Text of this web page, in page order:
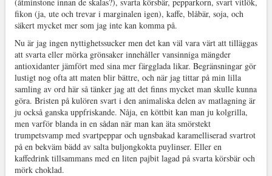
fikon (ja, ute och trevar i marginalen igen), kaffe, blåbär, soja, och
säkert mycket mer som jag inte kan komma på.
Nu är jag ingen nyttighetssucker men det kan väl vara värt att tilläggas
att svarta eller mörka grönsaker innehåller vansinniga mängder
antioxidanter jämfört med sina mer färgglada likar. Begränsningar gör
lustigt nog ofta att maten blir bättre, och när jag tittar på min lilla
samling av ord här så tänker jag att det finns mycket man skulle kunna
göra. Bristen på kulören svart i den animaliska delen av matlagning är
ju också ganska uppfriskande. Nåja, en köttbit kan man ju kolgrilla,
men varför blanda in en sådan när man kan äta smörstekt
trumpetsvamp med svartpeppar och ugnsbakad karamelliserad svartrot
på en bekväm bädd av salta buljongkokta puylinser. Eller en
kaffedrink tillsammans med en liten pajbit lagad på svarta körsbär och
mörk choklad.